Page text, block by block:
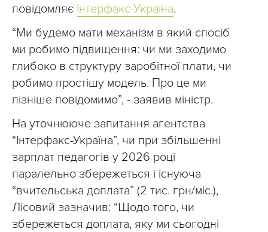
повідомляє Інтерфакс-Україна.
“Ми будемо мати механізм в який спосіб
ми робимо підвищення: чи ми заходимо
глибоко в структуру заробітної плати, чи
робимо простішу модель. Про це ми
пізніше повідомимо”, - заявив міністр.
На уточнююче запитання агентства
“Інтерфакс-Україна”, чи при збільшенні
зарплат педагогів у 2026 році
паралельно збережеться і існуюча
“вчительська доплата” (2 тис. грн/міс.),
Лісовий зазначив: “Щодо того, чи
збережеться доплата, яку ми сьогодні